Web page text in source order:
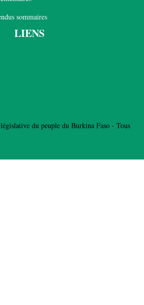
sommaires
LIENS
du peuple du Burkina Faso - Tous